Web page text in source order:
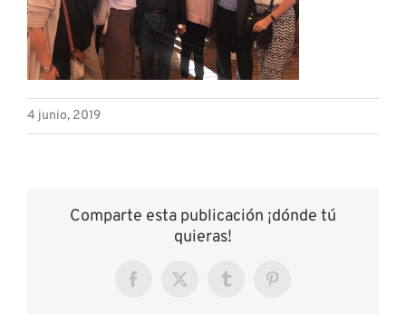
4 junio, 2019
Comparte esta publicación ¡dónde tú
quieras!
Facebook
X TumblrPinterest